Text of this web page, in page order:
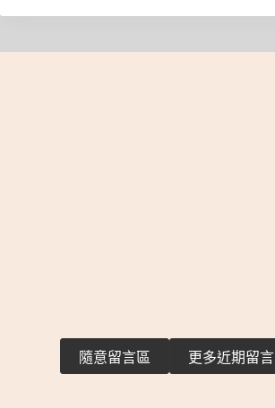
隨意留言區 更多近期留言